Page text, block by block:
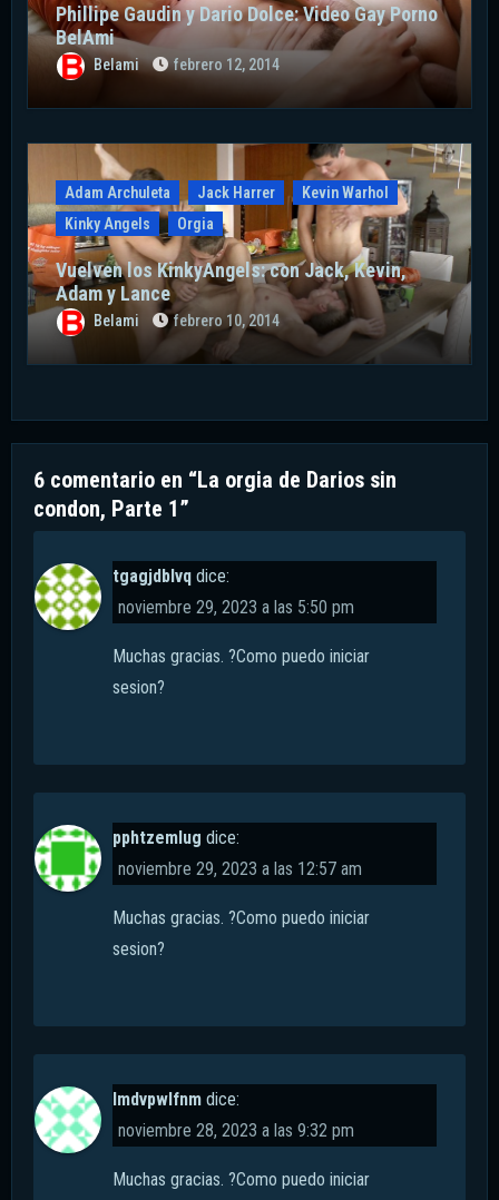
Phillipe Gaudin y Dario Dolce: Video Gay Porno
BelAmi
Belami febrero 12, 2014
Adam Archuleta Jack Harrer
Kevin Warhol
Kinky Angels
Orgia
Vuelven los KinkyAngels: con Jack, Kevin,
Adam y Lance
Belami febrero 10, 2014
6 comentario en “La orgia de Darios sin
condon, Parte 1”
tgagjdblvq dice:
noviembre 29, 2023 a las 5:50 pm
Muchas gracias. ?Como puedo iniciar
sesion?
pphtzemlug dice:
noviembre 29, 2023 a las 12:57 am
Muchas gracias. ?Como puedo iniciar
sesion?
lmdvpwlfnm dice:
noviembre 28, 2023 a las 9:32 pm
Muchas gracias. ?Como puedo iniciar